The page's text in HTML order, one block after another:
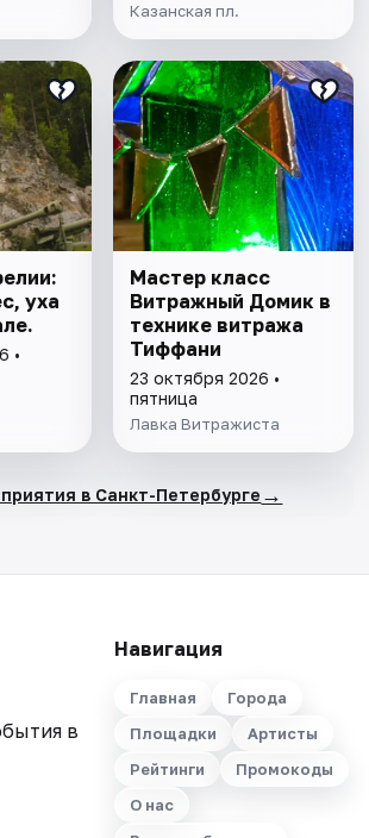
Казанская пл.
уха
•
Мастер класс
Витражный Домик в
технике витража
Тиффани
23 октября 2026 •
пятница
Лавка Витражиста
в Санкт-Петербурге →
в
Навигация
Главная
Города
Площадки
Артисты
Рейтинги
Промокоды
О нас